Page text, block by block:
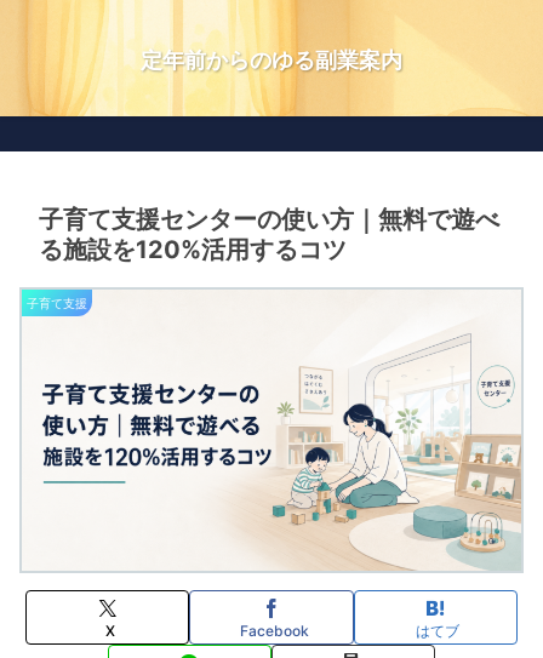
定年前からのゆる副業案内
子育て支援センターの使い方｜無料で遊べ
る施設を120%活用するコツ
子育て支援
X Facebook はてブ